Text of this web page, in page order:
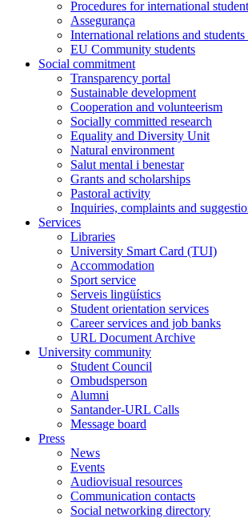
Procedures for international
Assegurança
International relations and
EU Community students
Social commitment
Transparency portal
Sustainable development
Cooperation and volunteerism
Socially committed research
Equality and Diversity Unit
Natural environment
Salut mental i benestar
Grants and scholarships
Pastoral activity
Inquiries, complaints and
Services
Libraries
University Smart Card (TUI)
Accommodation
Sport service
Serveis lingüístics
Student orientation services
Career services and job banks
URL Document Archive
University community
Student Council
Ombudsperson
Alumni
Santander-URL Calls
Message board
Press
News
Events
Audiovisual resources
Communication contacts
Social networking directory